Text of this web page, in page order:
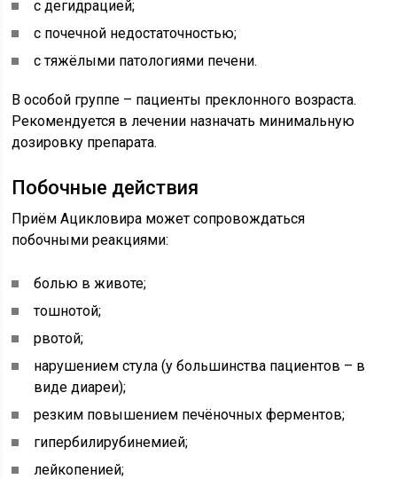
с дегидрацией;
с почечной недостаточностью;
с тяжёлыми патологиями печени.
В особой группе – пациенты преклонного возраста.
Рекомендуется в лечении назначать минимальную
дозировку препарата.
Побочные действия
Приём Ацикловира может сопровождаться
побочными реакциями:
болью в животе;
тошнотой;
рвотой;
нарушением стула (у большинства пациентов – в
виде диареи);
резким повышением печёночных ферментов;
гипербилирубинемией;
лейкопенией;